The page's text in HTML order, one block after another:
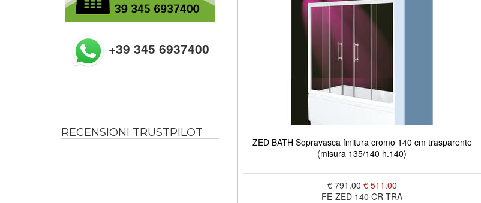
+39 345 6937400
RECENSIONI TRUSTPILOT
ZED BATH Sopravasca finitura cromo 140 cm trasparente
(misura 135/140 h.140)
€ 791.00 € 511.00
FE-ZED 140 CR TRA